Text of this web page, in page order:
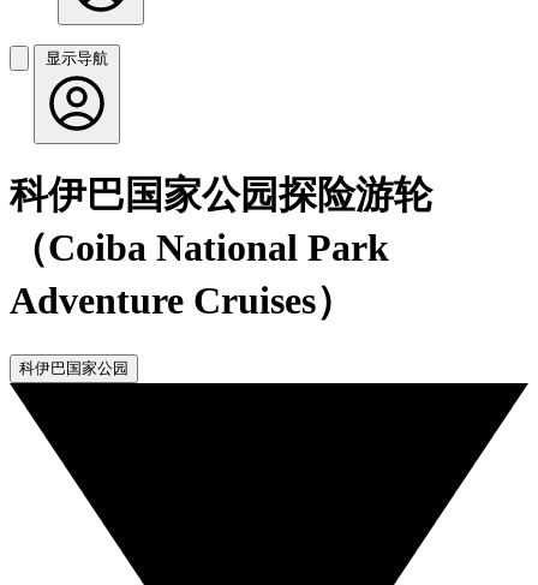
显示导航
科伊巴国家公园探险游轮
（Coiba National Park
Adventure Cruises）
科伊巴国家公园